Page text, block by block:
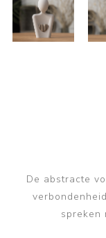
De abstracte
spreken